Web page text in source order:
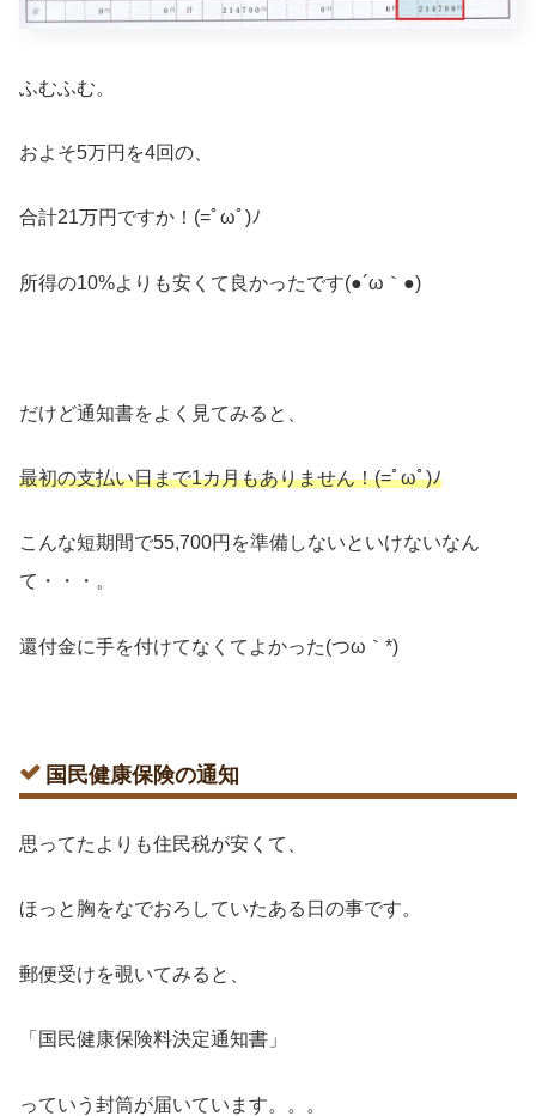
ふむふむ。
およそ5万円を4回の、
合計21万円ですか！(=ﾟωﾟ)ﾉ
所得の10%よりも安くて良かったです(●´ω｀●)
だけど通知書をよく見てみると、
最初の支払い日まで1カ月もありません！(=ﾟωﾟ)ﾉ
こんな短期間で55,700円を準備しないといけないなん
て・・・。
還付金に手を付けてなくてよかった(つω｀*)
国民健康保険の通知
思ってたよりも住民税が安くて、
ほっと胸をなでおろしていたある日の事です。
郵便受けを覗いてみると、
「国民健康保険料決定通知書」
っていう封筒が届いています。。。